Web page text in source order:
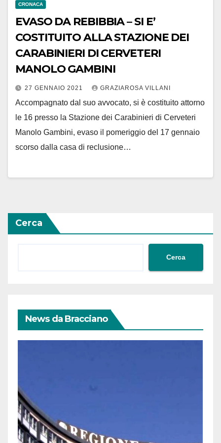
CRONACA
EVASO DA REBIBBIA – SI E’
COSTITUITO ALLA STAZIONE DEI
CARABINIERI DI CERVETERI
MANOLO GAMBINI
27 GENNAIO 2021 GRAZIAROSA VILLANI
Accompagnato dal suo avvocato, si è costituito attorno
le 16 presso la Stazione dei Carabinieri di Cerveteri
Manolo Gambini, evaso il pomeriggio del 17 gennaio
scorso dalla casa di reclusione…
Cerca
Cerca
News da Bracciano